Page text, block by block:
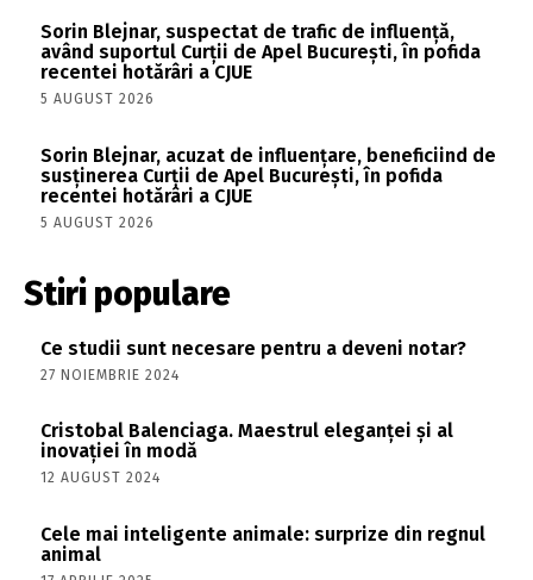
Sorin Blejnar, suspectat de trafic de influență,
având suportul Curții de Apel București, în pofida
recentei hotărâri a CJUE
5 AUGUST 2026
Sorin Blejnar, acuzat de influențare, beneficiind de
susținerea Curții de Apel București, în pofida
recentei hotărâri a CJUE
5 AUGUST 2026
Stiri populare
Ce studii sunt necesare pentru a deveni notar?
27 NOIEMBRIE 2024
Cristobal Balenciaga. Maestrul eleganței și al
inovației în modă
12 AUGUST 2024
Cele mai inteligente animale: surprize din regnul
animal